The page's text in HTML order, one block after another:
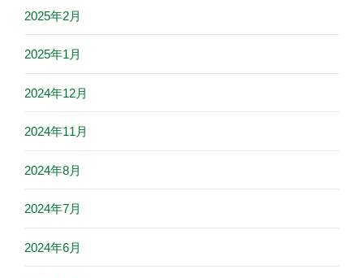
2025年2月
2025年1月
2024年12月
2024年11月
2024年8月
2024年7月
2024年6月